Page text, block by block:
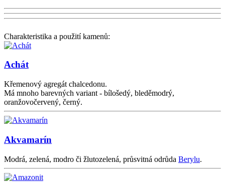
Charakteristika a použití kamenů:
Achát
Křemenový agregát chalcedonu.
Má mnoho barevných variant - bílošedý, bleděmodrý,
oranžovočervený, černý.
Akvamarín
Modrá, zelená, modro či žlutozelená, průsvitná odrůda Berylu.